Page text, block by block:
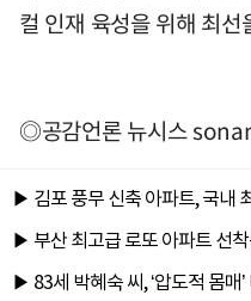
컬 인재 육성을 위해 최
◎공감언론 뉴시스